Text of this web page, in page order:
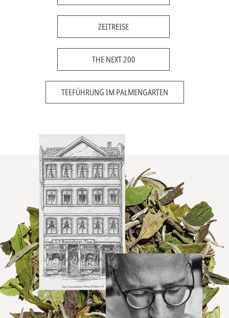
ZEITREISE
THE NEXT 200
TEEFÜHRUNG IM PALMENGARTEN